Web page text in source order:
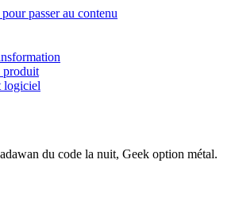
passer au contenu
logiciel
du code la nuit, Geek option métal.